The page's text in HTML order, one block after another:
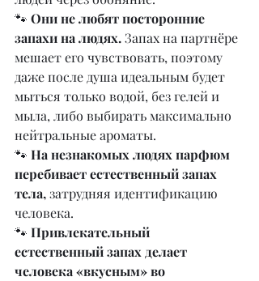
🐾 Они не любят посторонние
запахи на людях. Запах на партнёре
мешает его чувствовать, поэтому
даже после душа идеальным будет
мыться только водой, без гелей и
мыла, либо выбирать максимально
нейтральные ароматы.
🐾 На незнакомых людях парфюм
перебивает естественный запах
тела, затрудняя идентификацию
человека.
🐾 Привлекательный
естественный запах делает
человека «вкусным» во